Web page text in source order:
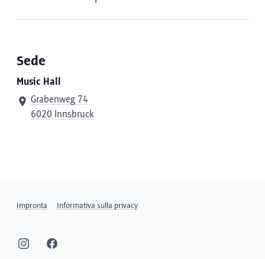
Sede
Music Hall
Grabenweg 74
6020 Innsbruck
Impronta Informativa sulla privacy